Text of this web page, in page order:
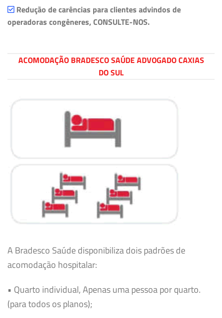
Redução de carências para clientes advindos de
operadoras congêneres, CONSULTE-NOS.
ACOMODAÇÃO BRADESCO SAÚDE ADVOGADO CAXIAS
DO SUL
A Bradesco Saúde disponibiliza dois padrões de
acomodação hospitalar:
• Quarto individual, Apenas uma pessoa por quarto.
(para todos os planos);